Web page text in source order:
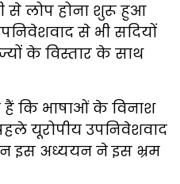
से लोप होना शुरू हुआ
से भी सदियों
के विस्तार के साथ
कि भाषाओं के विनाश
यूरोपीय उपनिवेशवाद
इस अध्ययन ने इस भ्रम